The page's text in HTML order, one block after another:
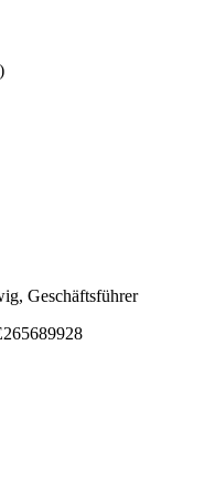
Geschäftsführer